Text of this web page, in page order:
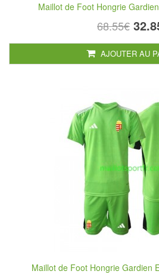
Maillot de Foot Hongrie
68.55€
AJOUTER AU
Maillot de Foot Hongrie Gardien